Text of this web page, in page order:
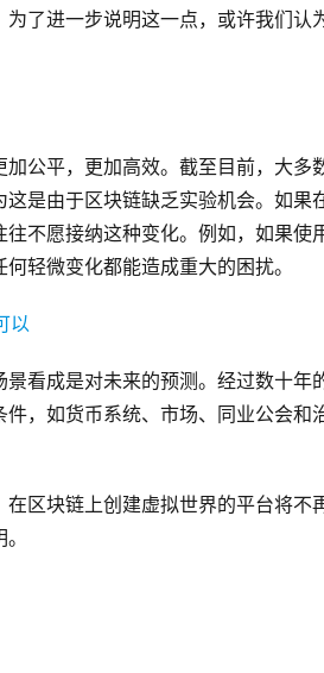
了进一步说明这一点，或许我们认
公平，更加高效。截至目前，大多
是由于区块链缺乏实验机会。如果
不愿接纳这种变化。例如，如果使
轻微变化都能造成重大的困扰。
看成是对未来的预测。经过数十年
，如货币系统、市场、同业公会和
区块链上创建虚拟世界的平台将不